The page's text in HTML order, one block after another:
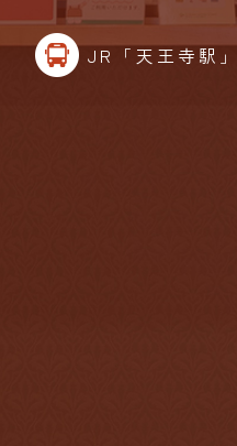
JR「天王寺駅